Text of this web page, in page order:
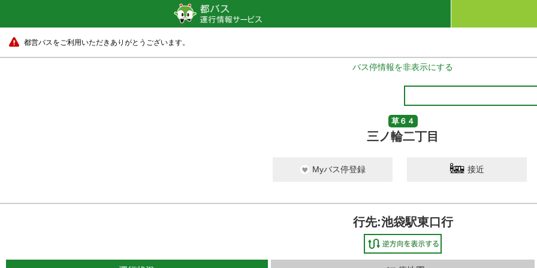
都営バスをご利用いただきありがとうございます。
バス停情報を非表示にする
草６４
三ノ輪二丁目
Myバス停登録 接近
行先:池袋駅東口行